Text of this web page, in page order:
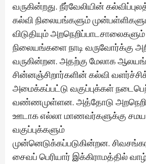
வருகின்றது. நீர்வேலியின்
கல்வி நிலையங்களும்
விடுதியும்
நிலையங்களை நாடி வருவோர்க்கு
வருகின்றன. அதற்கு மேலாக
சின்னஞ்சிறார்களின் கல்வி
அமைக்கப்பட்டு வகுப்புக்கள்
வண்ணமுள்ளன. அத்தோடு
ஊடாக எல்லா மாணவர்களுக்கு சமய
வகுப்புக்களும்
முன்னெடுக்கப்படுகின்றன.
சைவப் பெரியார் இக்கிராமத்தில்